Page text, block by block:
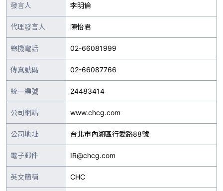
發言人 李明倫
代理發言人 陳怡君
總機電話 02-66081999
傳真號碼 02-66087766
統一編號 24483414
公司網站 www.chcg.com
公司地址 台北市內湖區行愛路88號
電子郵件 IR@chcg.com
英文簡稱 CHC